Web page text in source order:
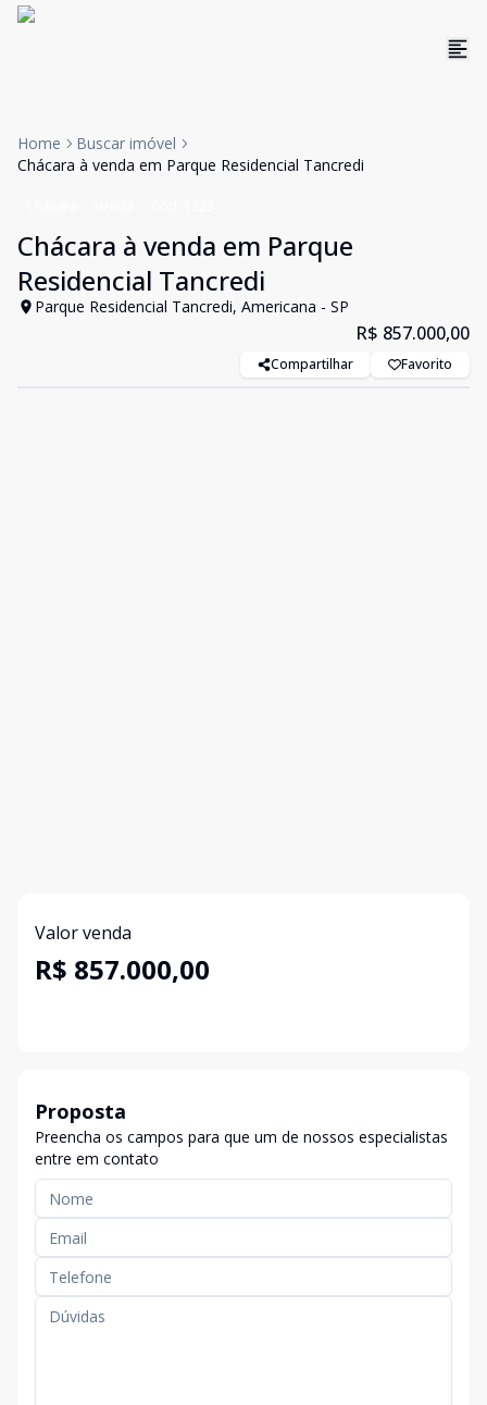
Home
Buscar imóvel
Chácara à venda em Parque Residencial Tancredi
Chácara à venda em Parque
Residencial Tancredi
Parque Residencial Tancredi, Americana - SP
R$ 857.000,00
Compartilhar Favorito
Valor venda
R$ 857.000,00
Proposta
Preencha os campos para que um de nossos especialistas
entre em contato